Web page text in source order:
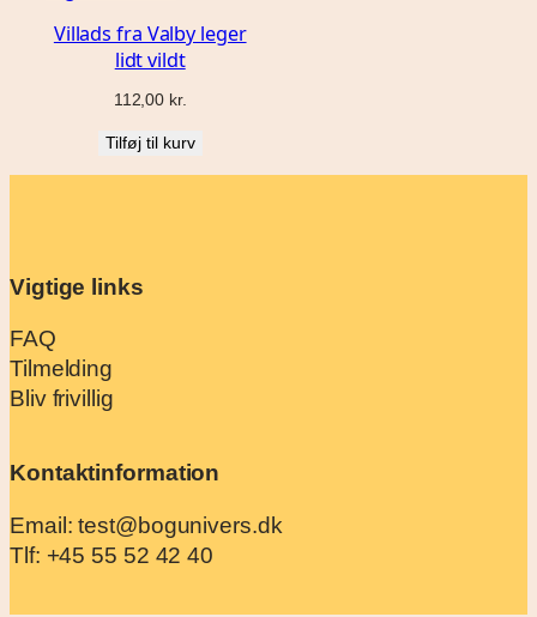
Villads fra Valby leger
lidt vildt
112,00 kr.
Tilføj til kurv
Vigtige links
FAQ
Tilmelding
Bliv frivillig
Kontaktinformation
Email: test@bogunivers.dk
Tlf: +45 55 52 42 40